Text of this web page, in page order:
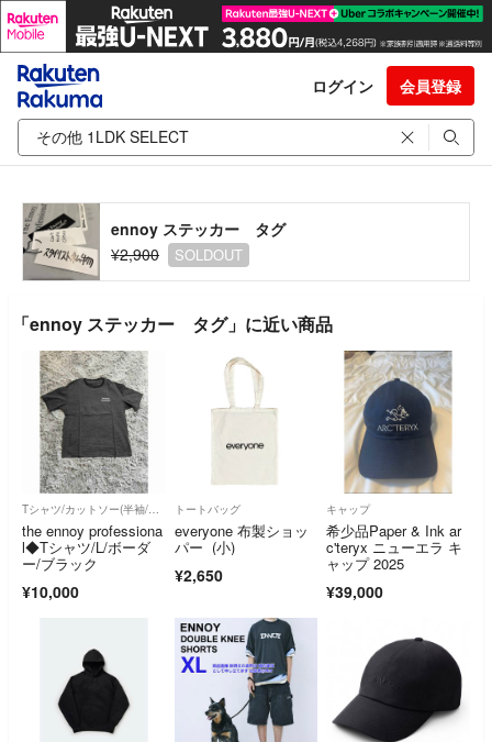
ログイン 会員登録
ennoy ステッカー タグ
¥2,900
SOLDOUT
「ennoy ステッカー タグ」に近い商品
Tシャツ/カットソー(半袖/袖なし)
the ennoy professiona
l◆Tシャツ/L/ボーダ
ー/ブラック
¥10,000
トートバッグ
everyone 布製ショッ
パー (小)
¥2,650
キャップ
希少品Paper & Ink ar
c'teryx ニューエラ キ
ャップ 2025
¥39,000